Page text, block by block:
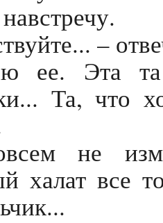
–
ее. Эта та
Та, что
не
халат все